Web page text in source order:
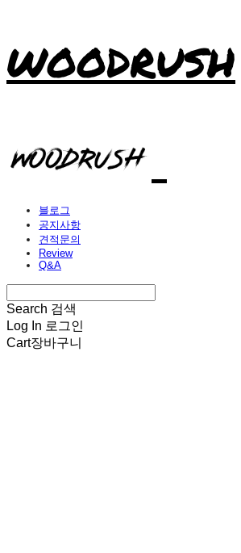
WOODRUSH
블로그
공지사항
견적문의
Review
Q&A
Search 검색
Log In 로그인
Cart장바구니